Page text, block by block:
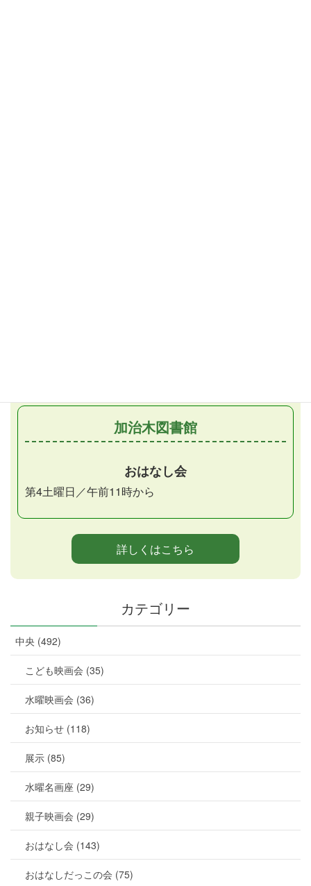
加治木図書館
おはなし会
第4土曜日／午前11時から
詳しくはこちら
カテゴリー
中央 (492)
こども映画会 (35)
水曜映画会 (36)
お知らせ (118)
展示 (85)
水曜名画座 (29)
親子映画会 (29)
おはなし会 (143)
おはなしだっこの会 (75)